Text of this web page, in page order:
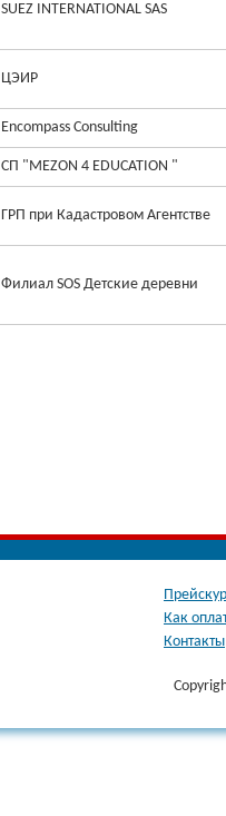
SUEZ INTERNATIONAL SAS
ЦЭИР
Encompass Consulting
СП "MEZON 4 EDUCATION "
ГРП при Кадастровом Агентстве
Филиал SOS Детские деревни
Как
Контакты